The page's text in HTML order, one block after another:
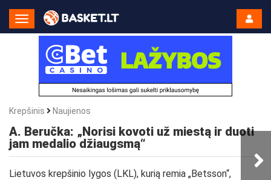
Toggle
Navigation
Krepšinis Naujienos
A. Beručka: „Norisi kovoti už miestą ir duoti
jam medalio džiaugsmą“
Lietuvos krepšinio lygos (LKL), kurią remia „Betsson“,